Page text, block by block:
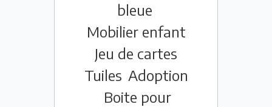
bleue
Mobilier enfant
Jeu de cartes
Tuiles Adoption
Boite pour